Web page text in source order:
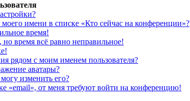
имени в списке «Кто сейчас на конференции»?
время!
время всё равно неправильное!
рядом с моим именем пользователя?
аватары?
изменить его?
«email», от меня требуют войти на конференцию!